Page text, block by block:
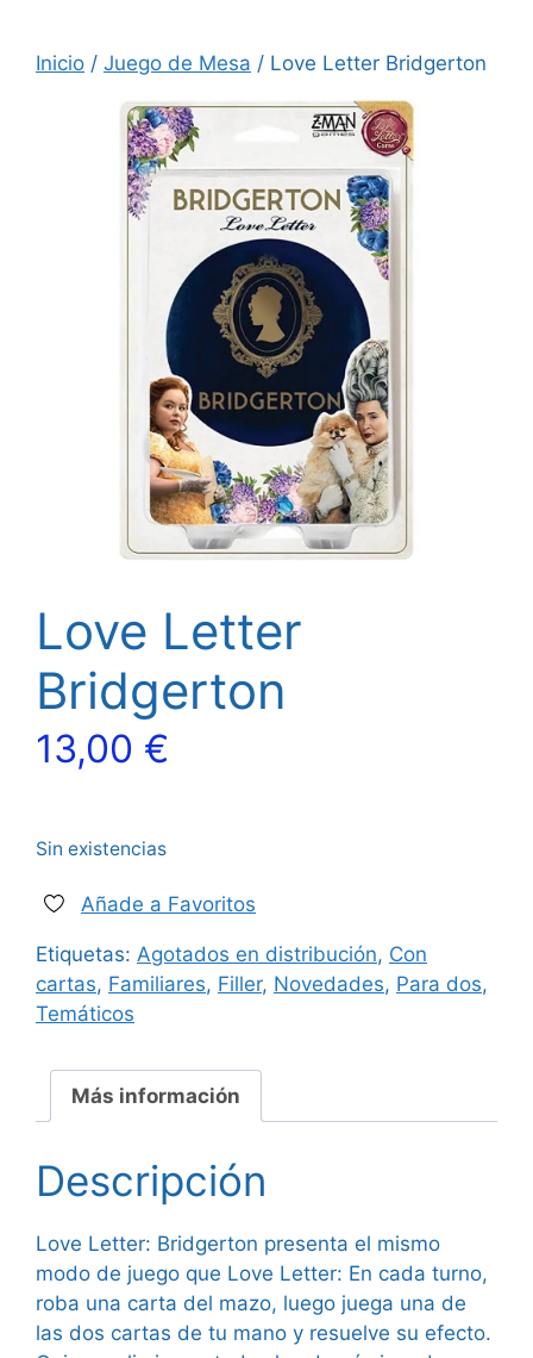
Inicio / Juego de Mesa / Love Letter Bridgerton
Love Letter
Bridgerton
13,00 €
Sin existencias
Añade a Favoritos
Etiquetas: Agotados en distribución, Con
cartas, Familiares, Filler, Novedades, Para dos,
Temáticos
Más información
Descripción
Love Letter: Bridgerton presenta el mismo
modo de juego que Love Letter: En cada turno,
roba una carta del mazo, luego juega una de
las dos cartas de tu mano y resuelve su efecto.